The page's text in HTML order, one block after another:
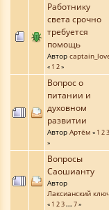
Работнику
света срочно
требуется
помощь
Автор
« 1 2»
Вопрос о
питании и
духовном
развитии
Автор Артём « 1 23
»
Вопросы
Саошианту
Автор
Лаксианский
« 1 23... 7»